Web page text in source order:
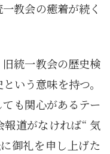
教会の癒着が続く
統一教会の歴史検
いう意味を持つ。
も関心があるテー
道がなければ“ 気
御礼を申し上げた